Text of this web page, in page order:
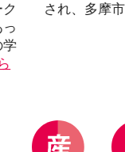
学
され、多摩